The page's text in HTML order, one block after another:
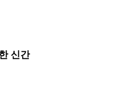
신간